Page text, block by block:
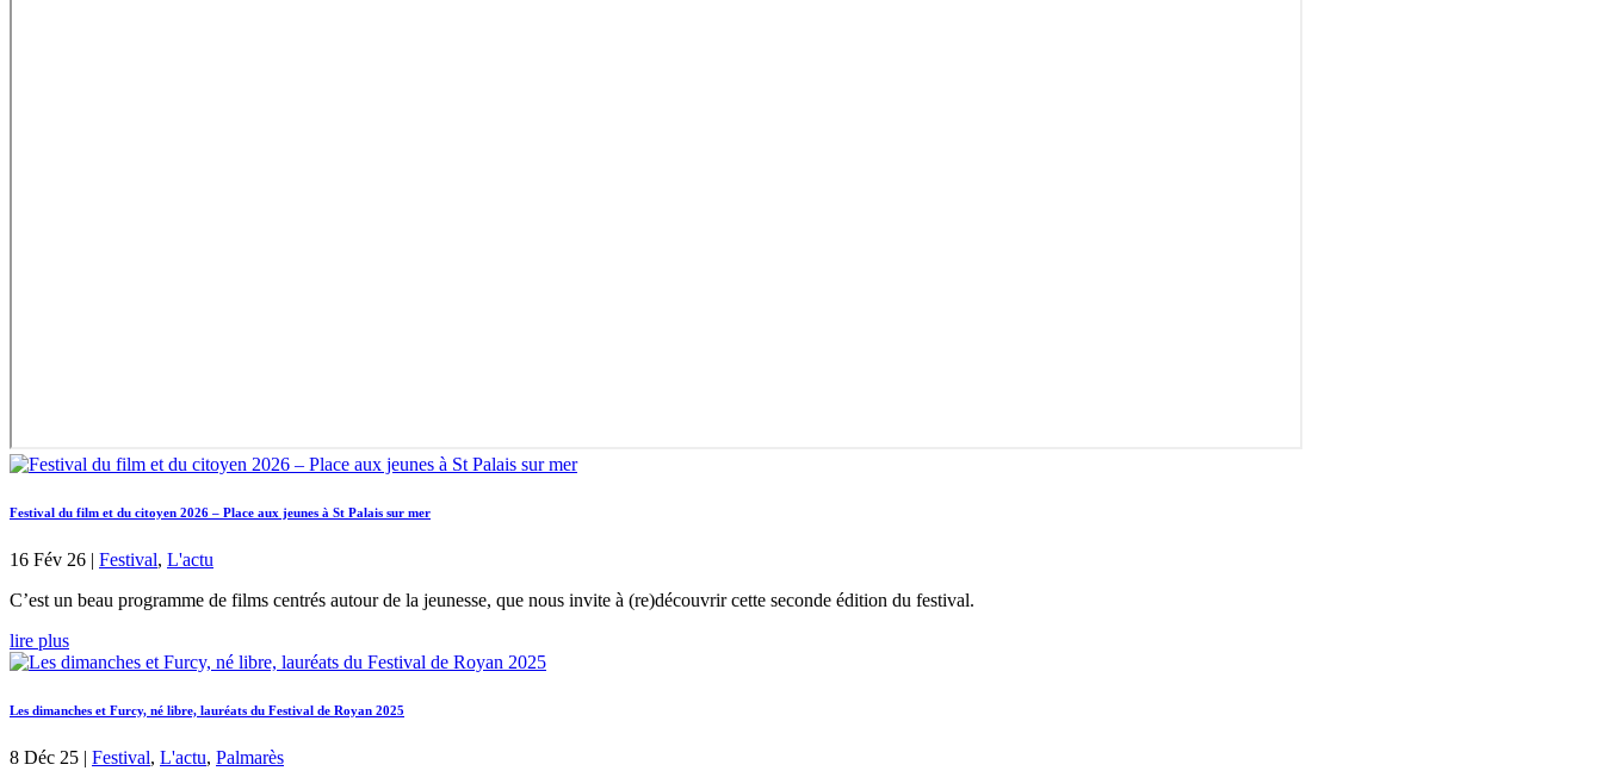
Festival du film et du citoyen 2026 – Place aux jeunes à St Palais sur mer
16 Fév 26 | Festival, L'actu
C’est un beau programme de films centrés autour de la jeunesse, que nous invite à (re)découvrir cette seconde édition du festival.
lire plus
Les dimanches et Furcy, né libre, lauréats du Festival de Royan 2025
8 Déc 25 | Festival, L'actu, Palmarès